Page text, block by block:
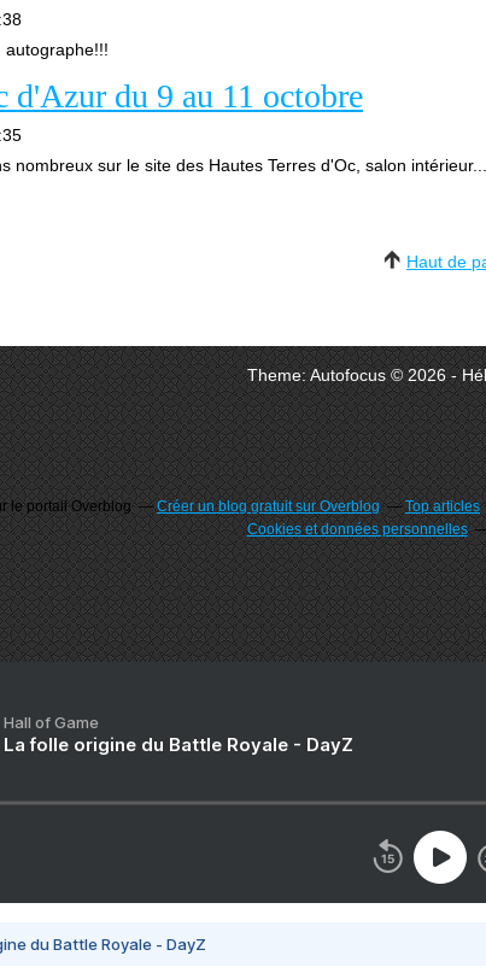
autographe!!!
d'Azur du 9 au 11 octobre
nombreux sur le site des Hautes Terres d'Oc, salon intérieur...
Haut de
Theme: Autofocus © 2026 -
le portail Overblog Créer un blog gratuit sur Overblog Top articles
Cookies et données personnelles
Hall of Game
La folle origine du Battle Royale - DayZ
du Battle Royale - DayZ